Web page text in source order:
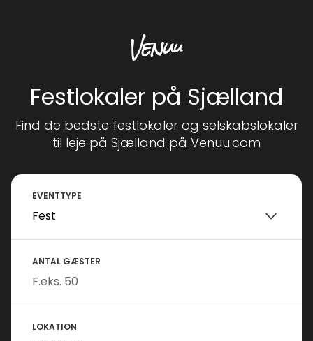
Festlokaler på Sjælland
Find de bedste festlokaler og selskabslokaler
til leje på Sjælland på Venuu.com
EVENTTYPE
ANTAL GÆSTER
LOKATION